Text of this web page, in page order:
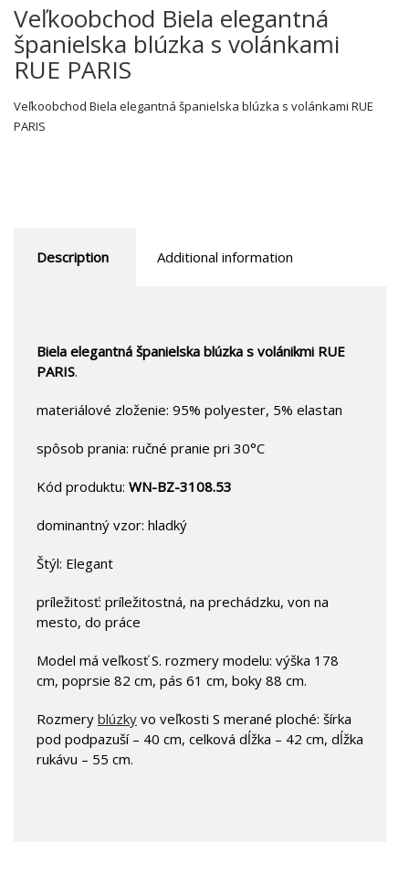
Veľkoobchod Biela elegantná
španielska blúzka s volánkami
RUE PARIS
Veľkoobchod Biela elegantná španielska blúzka s volánkami RUE
PARIS
Description Additional information
Biela elegantná španielska blúzka s volánikmi RUE
PARIS.
materiálové zloženie: 95% polyester, 5% elastan
spôsob prania: ručné pranie pri 30°C
Kód produktu: WN-BZ-3108.53
dominantný vzor: hladký
Štýl: Elegant
príležitosť: príležitostná, na prechádzku, von na
mesto, do práce
Model má veľkosť S. rozmery modelu: výška 178
cm, poprsie 82 cm, pás 61 cm, boky 88 cm.
Rozmery blúzky vo veľkosti S merané ploché: šírka
pod podpazuší – 40 cm, celková dĺžka – 42 cm, dĺžka
rukávu – 55 cm.